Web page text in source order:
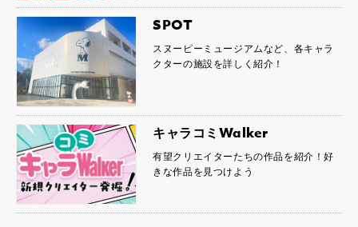
SPOT
スヌーピーミュージアムなど、各キャラ
クターの施設を詳しく紹介！
キャラコミWalker
有望クリエイターたちの作品を紹介！好
きな作品を見つけよう